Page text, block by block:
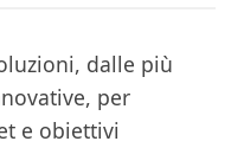
dalle più
per
e obiettivi